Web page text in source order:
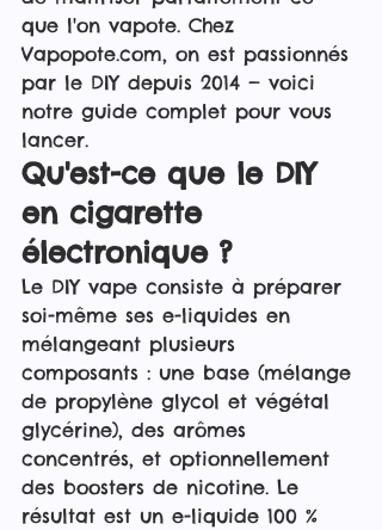
que l'on vapote. Chez
Vapopote.com, on est passionnés
par le DIY depuis 2014 — voici
notre guide complet pour vous
lancer.
Qu'est-ce que le DIY
en cigarette
électronique ?
Le DIY vape consiste à préparer
soi-même ses e-liquides en
mélangeant plusieurs
composants : une base (mélange
de propylène glycol et végétal
glycérine), des arômes
concentrés, et optionnellement
des boosters de nicotine. Le
résultat est un e-liquide 100 %